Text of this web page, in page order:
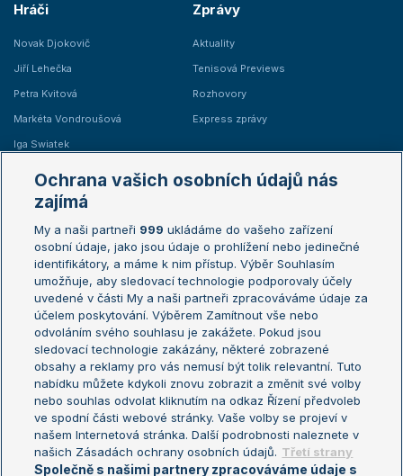
Hráči
Novak Djokovič
Jiří Lehečka
Petra Kvitová
Markéta Vondroušová
Iga Swiatek
Zprávy
Aktuality
Tenisová Previews
Rozhovory
Express zprávy
Žebříčky
Žebříček ATP (muži)
Žebříček WTA (ženy)
Sázkařský žebříček
Australian Open
French Open
Wimbledon
US Open
Turnaj mistrů
Turnaj mistryň
Aktualní trendy
Fotbalové přestupy
Livesport Daily
LS Prague Open
Ochrana vašich osobních údajů nás
zajímá
My a naši partneři 999 ukládáme do vašeho zařízení
osobní údaje, jako jsou údaje o prohlížení nebo jedinečné
identifikátory, a máme k nim přístup. Výběr Souhlasím
umožňuje, aby sledovací technologie podporovaly účely
uvedené v části My a naši partneři zpracováváme údaje za
účelem poskytování. Výběrem Zamítnout vše nebo
odvoláním svého souhlasu je zakážete. Pokud jsou
sledovací technologie zakázány, některé zobrazené
obsahy a reklamy pro vás nemusí být tolik relevantní. Tuto
nabídku můžete kdykoli znovu zobrazit a změnit své volby
nebo souhlas odvolat kliknutím na odkaz Řízení předvoleb
ve spodní části webové stránky. Vaše volby se projeví v
našem Internetová stránka. Další podrobnosti naleznete v
našich Zásadách ochrany osobních údajů. Třetí strany
Společně s našimi partnery zpracováváme údaje s